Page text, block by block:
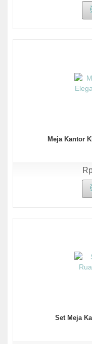
Meja Kantor
Set Meja